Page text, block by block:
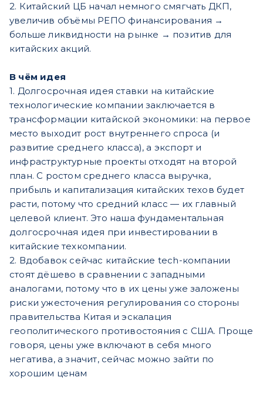
2. Китайский ЦБ начал немного смягчать ДКП,
увеличив объёмы РЕПО финансирования →
больше ликвидности на рынке → позитив для
китайских акций.
В чём идея
1. Долгосрочная идея ставки на китайские
технологические компании заключается в
трансформации китайской экономики: на первое
место выходит рост внутреннего спроса (и
развитие среднего класса), а экспорт и
инфраструктурные проекты отходят на второй
план. С ростом среднего класса выручка,
прибыль и капитализация китайских техов будет
расти, потому что средний класс — их главный
целевой клиент. Это наша фундаментальная
долгосрочная идея при инвестировании в
китайские техкомпании.
2. Вдобавок сейчас китайские tech-компании
стоят дёшево в сравнении с западными
аналогами, потому что в их цены уже заложены
риски ужесточения регулирования со стороны
правительства Китая и эскалация
геополитического противостояния с США. Проще
говоря, цены уже включают в себя много
негатива, а значит, сейчас можно зайти по
хорошим ценам